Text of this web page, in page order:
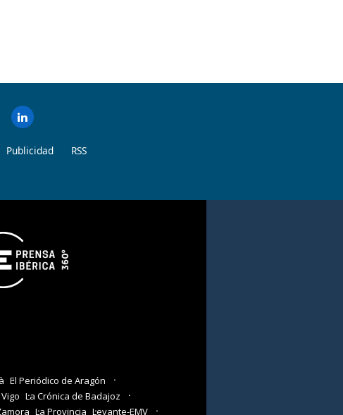
Publicidad RSS
El Periódico de Aragón
La Crónica de Badajoz
La Provincia Levante-EMV